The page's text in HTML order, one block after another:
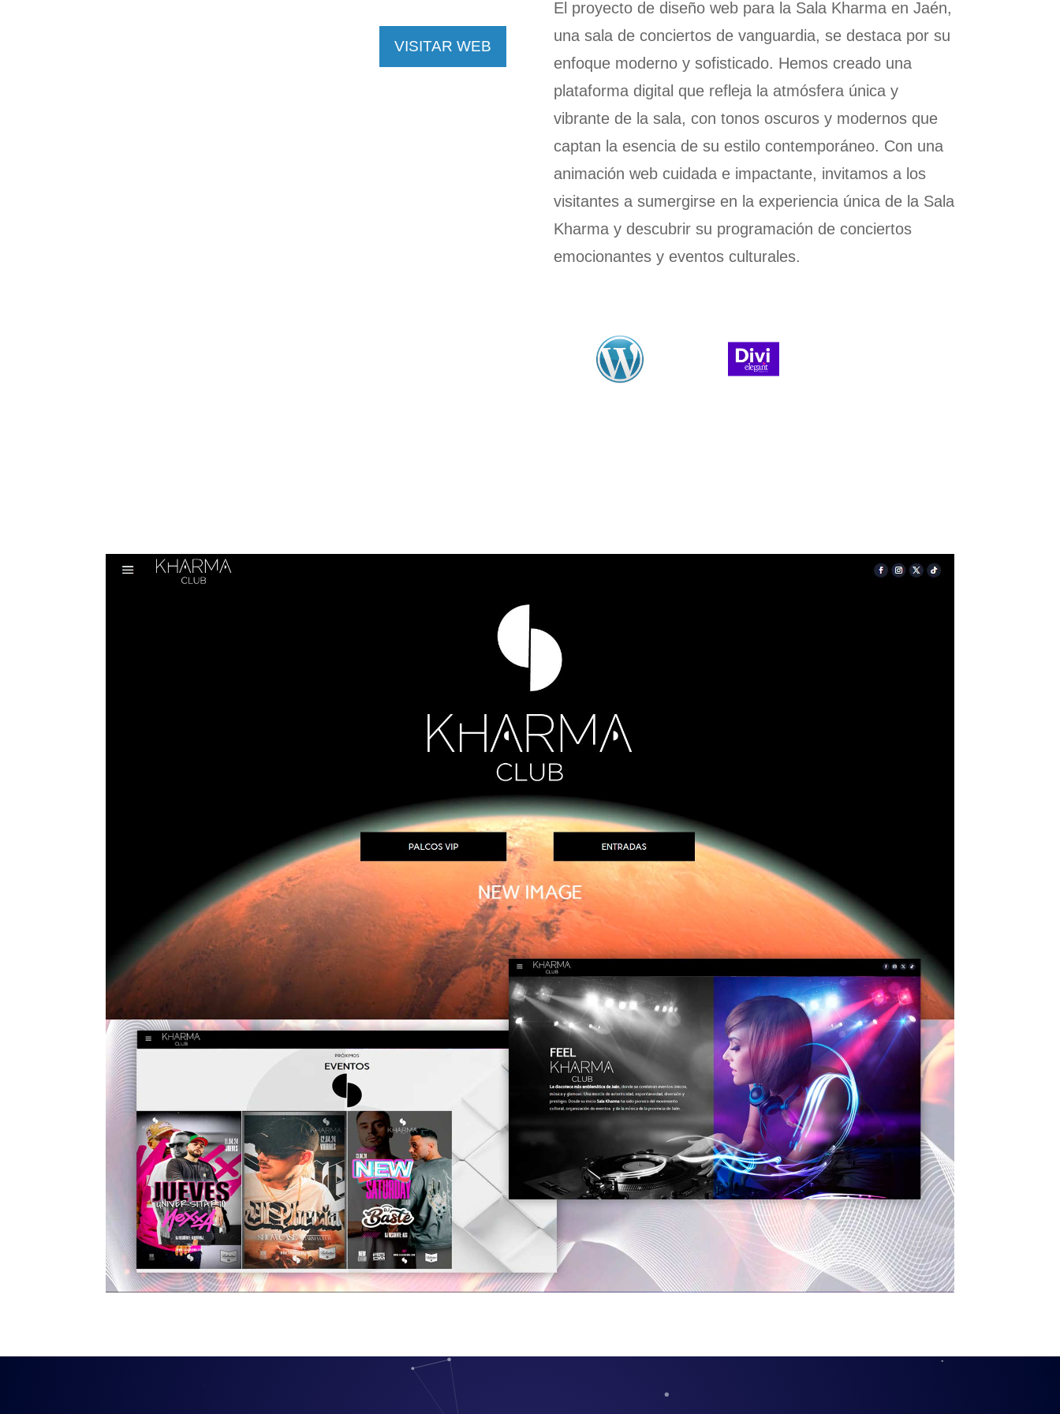
VISITAR WEB
El proyecto de diseño web para la Sala Kharma en Jaén,
una sala de conciertos de vanguardia, se destaca por su
enfoque moderno y sofisticado. Hemos creado una
plataforma digital que refleja la atmósfera única y
vibrante de la sala, con tonos oscuros y modernos que
captan la esencia de su estilo contemporáneo. Con una
animación web cuidada e impactante, invitamos a los
visitantes a sumergirse en la experiencia única de la Sala
Kharma y descubrir su programación de conciertos
emocionantes y eventos culturales.